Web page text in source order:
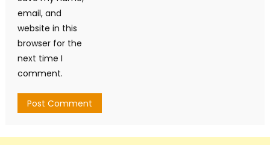
email, and
website in this
browser for the
next time I
comment.